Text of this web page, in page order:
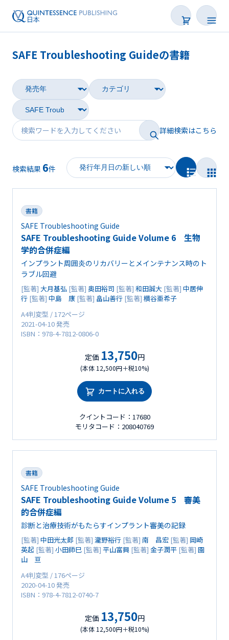
雑誌
映像
電子BOOK
著者一覧
SAFE Troubleshooting Guideの書籍
詳細検索はこちら
検索結果 6件
書籍
SAFE Troubleshooting Guide
SAFE Troubleshooting Guide Volume 6 生物
学的合併症編
インプラント周囲炎のリカバリーとメインテナンス時のト
ラブル回避
[監著] 大月基弘 [監著] 奥田裕司 [監著] 和田誠大 [監著] 中居伸
行 [監著] 中島 康 [監著] 畠山善行 [監著] 横谷亜希子
A4判変型 / 172ページ
2021-04-10 発売
ISBN：978-4-7812-0806-0
定価 13,750円
(本体 12,500円＋税10%)
カートに入れる
クイントコード：17680
モリタコード：208040769
書籍
SAFE Troubleshooting Guide
SAFE Troubleshooting Guide Volume 5 審美
的合併症編
診断と治療技術がもたらすインプラント審美の記録
[監著] 中田光太郎 [監著] 瀧野裕行 [監著] 南 昌宏 [監著] 岡崎
英起 [監著] 小田師巳 [監著] 平山富興 [監著] 金子潤平 [監著] 園
山 亘
A4判変型 / 176ページ
2020-04-10 発売
ISBN：978-4-7812-0740-7
定価 13,750円
(本体 12,500円＋税10%)